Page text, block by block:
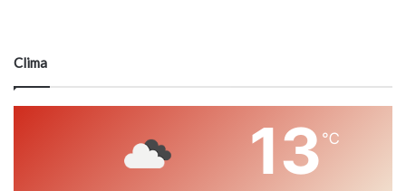
Clima
13 ℃